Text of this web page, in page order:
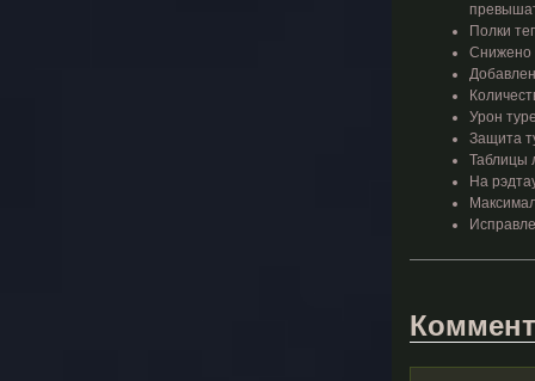
Полки
Снижено
Урон
Защита
Таблицы
На